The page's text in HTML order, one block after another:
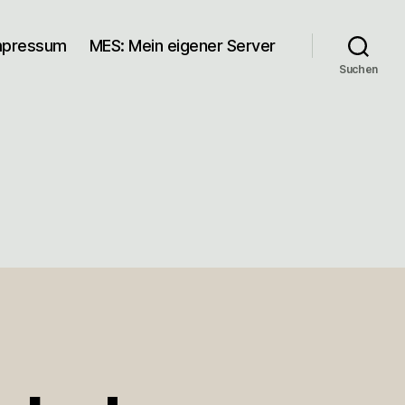
MES: Mein eigener Server
Suchen